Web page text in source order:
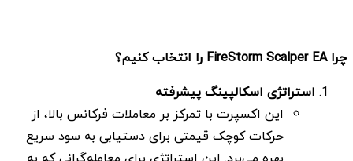
چراFireStorm Scalper EA
را انتخاب کنیم؟
استراتژی اسکالپینگ پیشرفته
این اکسپرت با تمرکز بر معاملات فرکانس بالا، از
حرکات کوچک قیمتی برای دستیابی به سود سریع